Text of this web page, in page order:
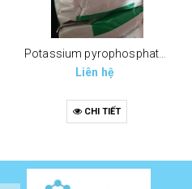
Liên hệ
CHI TIẾT